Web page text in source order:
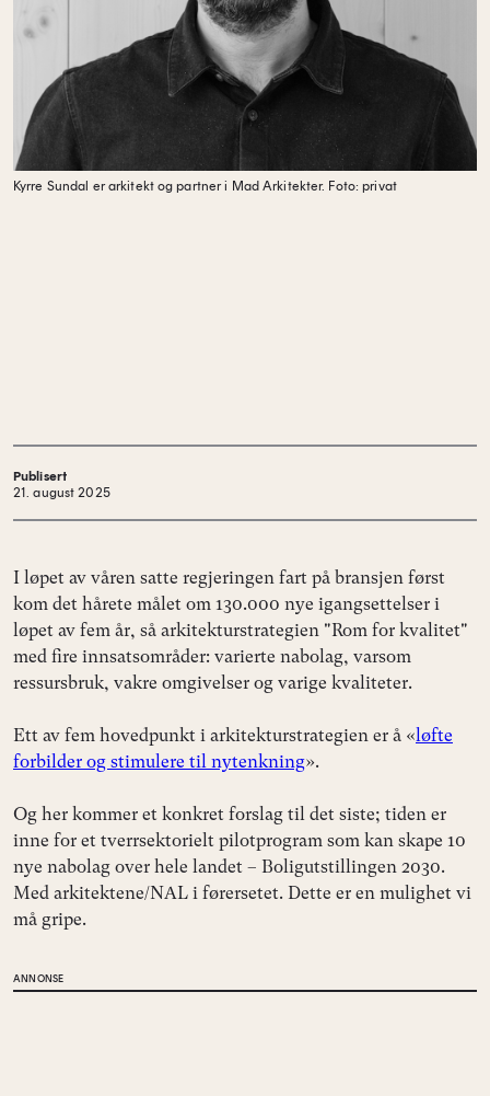
Kyrre Sundal er arkitekt og partner i Mad Arkitekter. Foto: privat
Publisert
21. august 2025
I løpet av våren satte regjeringen fart på bransjen først
kom det hårete målet om 130.000 nye igangsettelser i
løpet av fem år, så arkitekturstrategien "Rom for kvalitet"
med fire innsatsområder: varierte nabolag, varsom
ressursbruk, vakre omgivelser og varige kvaliteter.
Ett av fem hovedpunkt i arkitekturstrategien er å «løfte
forbilder og stimulere til nytenkning».
Og her kommer et konkret forslag til det siste; tiden er
inne for et tverrsektorielt pilotprogram som kan skape 10
nye nabolag over hele landet – Boligutstillingen 2030.
Med arkitektene/NAL i førersetet. Dette er en mulighet vi
må gripe.
ANNONSE